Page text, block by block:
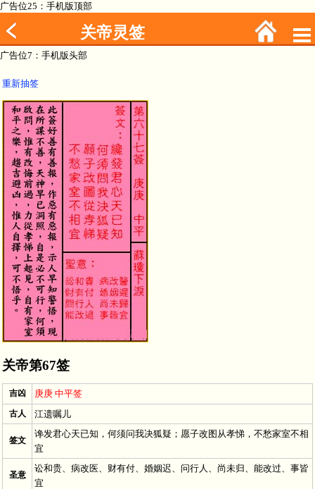
广告位25：手机版顶部
关帝灵签
广告位7：手机版头部
重新抽签
关帝第67签
吉凶 庚庚 中平签
古人 江遗嘱儿
签文
谗发君心天已知，何须问我决狐疑；愿子改图从孝悌，不愁家室不相
宜
圣意
讼和贵、病改医、财有付、婚姻迟、问行人、尚未归、能改过、事皆
宜